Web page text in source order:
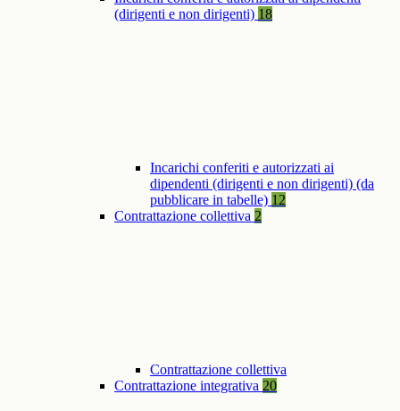
(dirigenti e non dirigenti) 18
Incarichi conferiti e autorizzati ai
dipendenti (dirigenti e non dirigenti) (da
pubblicare in tabelle) 12
Contrattazione collettiva 2
Contrattazione collettiva
Contrattazione integrativa 20